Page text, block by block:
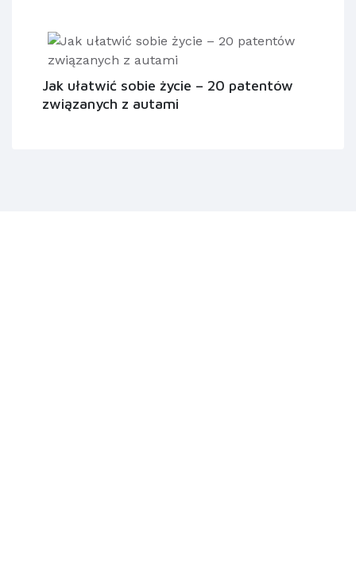
Jak ułatwić sobie życie – 20 patentów
związanych z autami